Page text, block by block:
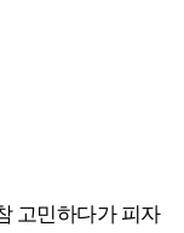
고민하다가 피자